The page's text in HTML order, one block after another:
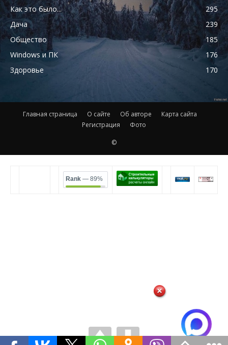
Как это было...
295
Дача
239
Общество
185
Windows и ПК
176
Здоровье
170
Главная страница О сайте Об авторе
Карта сайта
Регистрация
Фото
©
Rank — 89%